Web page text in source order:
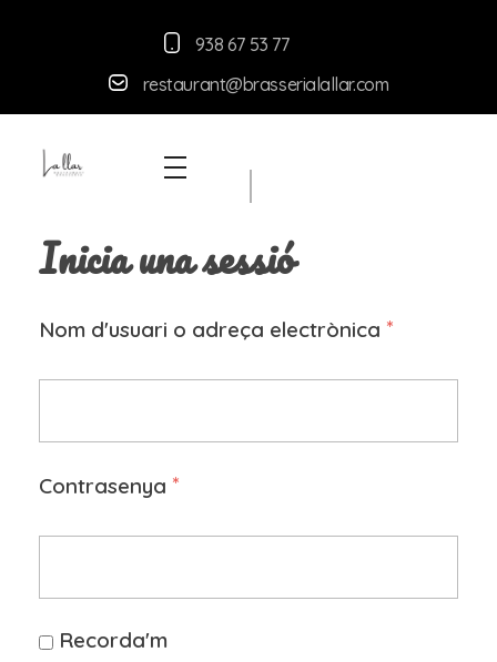
938 67 53 77
restaurant@brasserialallar.com
Inicia una sessió
Nom d'usuari o adreça electrònica *
Contrasenya *
Recorda'm